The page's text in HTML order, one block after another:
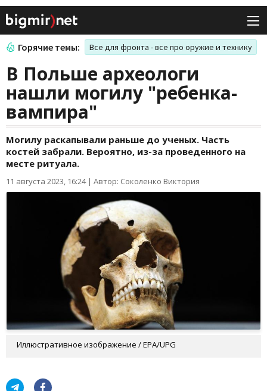
Горячие темы: Все для фронта - все про оружие и технику
В Польше археологи
нашли могилу "ребенка-
вампира"
Могилу раскапывали раньше до ученых. Часть
костей забрали. Вероятно, из-за проведенного на
месте ритуала.
11 августа 2023, 16:24| Автор: Соколенко Виктория
Иллюстративное изображение / EPA/UPG